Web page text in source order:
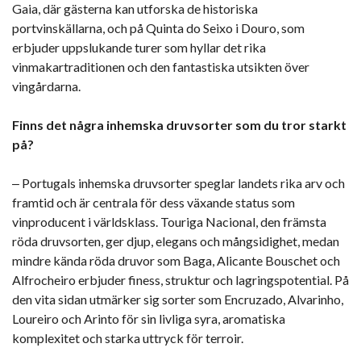
Gaia, där gästerna kan utforska de historiska
portvinskällarna, och på Quinta do Seixo i Douro, som
erbjuder uppslukande turer som hyllar det rika
vinmakartraditionen och den fantastiska utsikten över
vingårdarna.
Finns det några inhemska druvsorter som du tror starkt
på?
‒ Portugals inhemska druvsorter speglar landets rika arv och
framtid och är centrala för dess växande status som
vinproducent i världsklass. Touriga Nacional, den främsta
röda druvsorten, ger djup, elegans och mångsidighet, medan
mindre kända röda druvor som Baga, Alicante Bouschet och
Alfrocheiro erbjuder finess, struktur och lagringspotential. På
den vita sidan utmärker sig sorter som Encruzado, Alvarinho,
Loureiro och Arinto för sin livliga syra, aromatiska
komplexitet och starka uttryck för terroir.